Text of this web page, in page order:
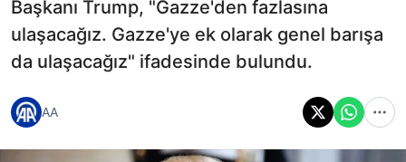
Başkanı Trump, "Gazze'den fazlasına
ulaşacağız. Gazze'ye ek olarak genel barışa
da ulaşacağız" ifadesinde bulundu.
AA